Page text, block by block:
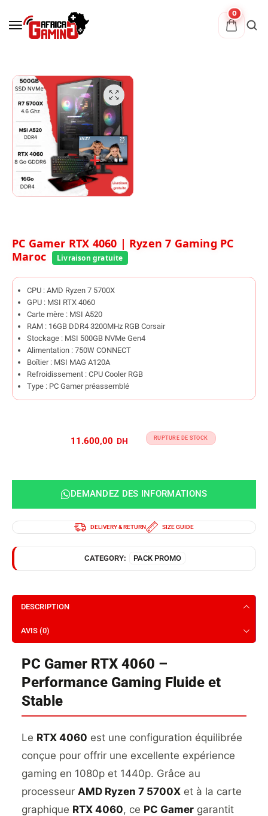
0
PC Gamer RTX 4060 | Ryzen 7 Gaming PC
Maroc
CPU : AMD Ryzen 7 5700X
GPU : MSI RTX 4060
Carte mère : MSI A520
RAM : 16GB DDR4 3200MHz RGB Corsair
Stockage : MSI 500GB NVMe Gen4
Alimentation : 750W CONNECT
Boîtier : MSI MAG A120A
Refroidissement : CPU Cooler RGB
Type : PC Gamer préassemblé
RUPTURE DE STOCK
DEMANDEZ DES INFORMATIONS
DELIVERY & RETURN SIZE GUIDE
CATEGORY: PACK PROMO
DESCRIPTION
AVIS (0)
PC Gamer RTX 4060 –
Performance Gaming Fluide et
Stable
Le RTX 4060 est une configuration équilibrée
conçue pour offrir une excellente expérience
gaming en 1080p et 1440p. Grâce au
processeur AMD Ryzen 7 5700X et à la carte
graphique RTX 4060, ce PC Gamer garantit